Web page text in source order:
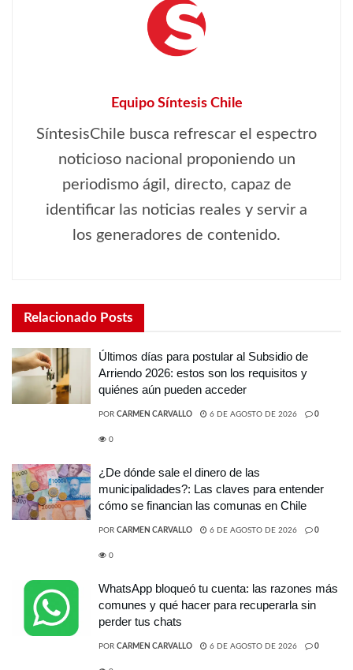
Equipo Síntesis Chile
SíntesisChile busca refrescar el espectro
noticioso nacional proponiendo un
periodismo ágil, directo, capaz de
identificar las noticias reales y servir a
los generadores de contenido.
Relacionado Posts
Últimos días para postular al Subsidio de
Arriendo 2026: estos son los requisitos y
quiénes aún pueden acceder
POR CARMEN CARVALLO 6 DE AGOSTO DE 2026 0
0
¿De dónde sale el dinero de las
municipalidades?: Las claves para entender
cómo se financian las comunas en Chile
POR CARMEN CARVALLO 6 DE AGOSTO DE 2026 0
0
WhatsApp bloqueó tu cuenta: las razones más
comunes y qué hacer para recuperarla sin
perder tus chats
POR CARMEN CARVALLO 6 DE AGOSTO DE 2026 0